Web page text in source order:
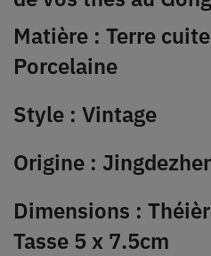
Matière : Terre
Porcelaine
Style : Vintage
Origine :
Dimensions :
Tasse 5 x 7.5cm